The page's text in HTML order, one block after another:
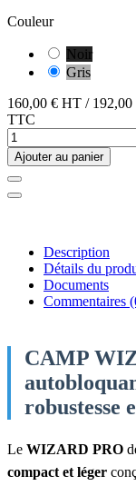
Couleur
Noir
Gris
160,00 € HT / 192,00
TTC
Ajouter au panier
Description
Détails du
Documents
Commentaires
CAMP
robustesse
Le WIZARD PRO
compact et léger